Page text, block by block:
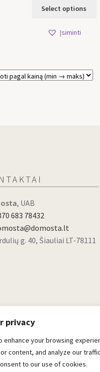
privacy
enhance your browsing
content, and analyze our
to our use of cookies.
Select options
Įsiminti
, UAB
683 78432
g. 40, Šiauliai LT-78111